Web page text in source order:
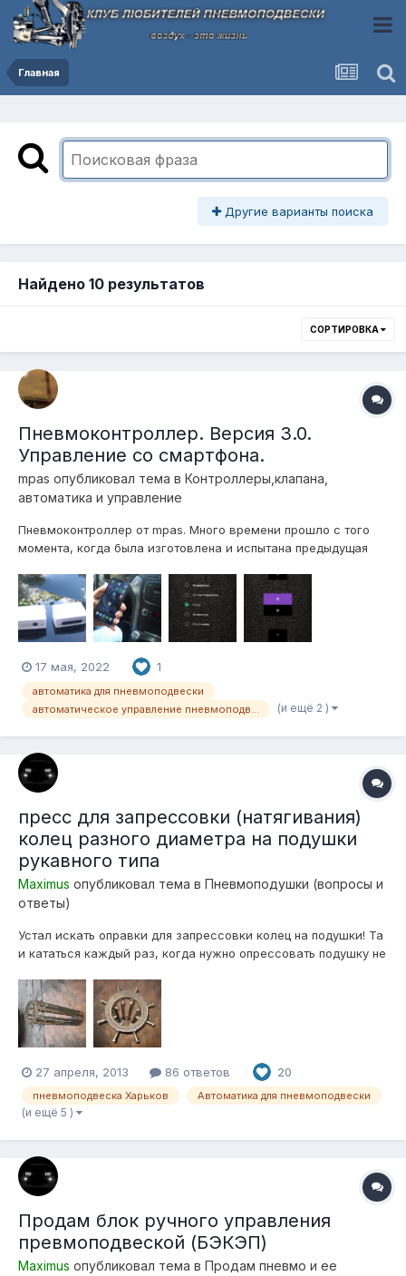
Главная
Другие варианты поиска
Найдено 10 результатов
СОРТИРОВКА
Пневмоконтроллер. Версия 3.0.
Управление со смартфона.
mpas опубликовал тема в Контроллеры,клапана,
автоматика и управление
Пневмоконтроллер от mpas. Много времени прошло с того
момента, когда была изготовлена и испытана предыдущая
когда можно показать новую разработку полностью
обновленной версии универсального Пневмоконтроллера
серии ПК(ХХ)- 3, изготовленного н...
17 мая, 2022 1
автоматика для пневмоподвески
(и ещё 2 )
пресс для запрессовки (натягивания)
колец разного диаметра на подушки
рукавного типа
Maximus опубликовал тема в Пневмоподушки (вопросы и
ответы)
Устал искать оправки для запрессовки колец на подушки! Та
и кататься каждый раз, когда нужно опрессовать подушку не
гидравлический домкрат, кольцо упираю в восемь болтов
м16 (класс прочности 8.8), домкратом давлю на поршень или
крышку подушки! Запре...
27 апреля, 2013 86 ответов 20
пневмоподвеска Харьков Автоматика для пневмоподвески
(и ещё 5 )
Продам блок ручного управления
превмоподвеской (БЭКЭП)
Maximus опубликовал тема в Продам пневмо и ее